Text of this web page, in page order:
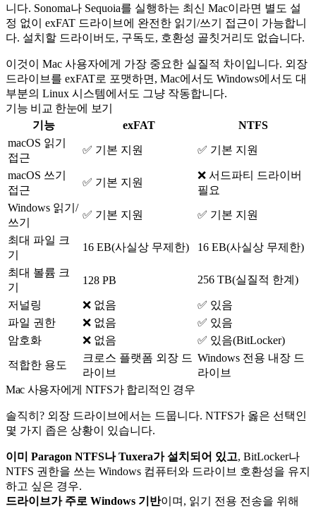
니다. Sonoma나 Sequoia를 실행하는 최신 Mac이라면 별도 설
정 없이 exFAT 드라이브에 완전한 읽기/쓰기 접근이 가능합니
다. 설치할 드라이버도, 구독도, 호환성 골칫거리도 없습니다.
이것이 Mac 사용자에게 가장 중요한 실질적 차이입니다. 외장
드라이브를 exFAT로 포맷하면, Mac에서도 Windows에서도 대
부분의 Linux 시스템에서도 그냥 작동합니다.
기능 비교 한눈에 보기
기능
exFAT
NTFS
macOS 읽기
접근
✅ 기본 지원 ✅ 기본 지원
macOS 쓰기
접근
✅ 기본 지원
❌ 서드파티 드라이버
필요
Windows 읽기/
쓰기
✅ 기본 지원 ✅ 기본 지원
최대 파일 크
기
16 EB(사실상 무제한) 16 EB(사실상 무제한)
최대 볼륨 크
기
128 PB 256 TB(실질적 한계)
저널링 ❌ 없음
✅ 있음
파일 권한
❌ 없음
✅ 있음
암호화
❌ 없음 ✅ 있음(BitLocker)
적합한 용도
크로스 플랫폼 외장 드
라이브
Windows 전용 내장 드
라이브
Mac 사용자에게 NTFS가 합리적인 경우
솔직히? 외장 드라이브에서는 드뭅니다. NTFS가 옳은 선택인
몇 가지 좁은 상황이 있습니다.
이미 Paragon NTFS나 Tuxera가 설치되어 있고, BitLocker나
NTFS 권한을 쓰는 Windows 컴퓨터와 드라이브 호환성을 유지
하고 싶은 경우.
드라이브가 주로 Windows 기반이며, 읽기 전용 전송을 위해